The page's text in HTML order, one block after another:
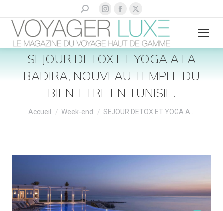
Recherche
page
Instagram
s'ouvre
dans
une
nouvelle
fenêtre
page
Facebook
s'ouvre
dans
une
nouvelle
fenêtre
page
X
s'ouvre
dans
une
nouvelle
fenêtre
SEJOUR DETOX ET YOGA A LA
BADIRA, NOUVEAU TEMPLE DU
BIEN-ËTRE EN TUNISIE.
Vous êtes ici :
Accueil Week-end SEJOUR DETOX ET YOGA A…